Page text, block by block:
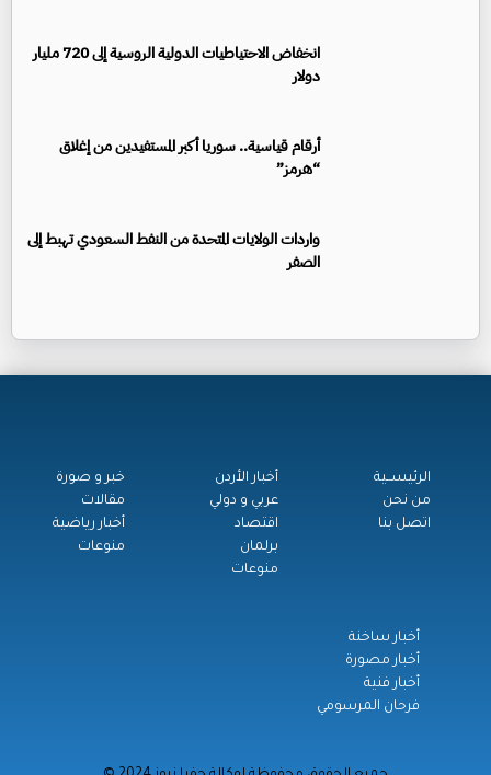
انخفاض الاحتياطيات الدولية الروسية إلى 720 مليار
دولار
أرقام قياسية.. سوريا أكبر المستفيدين من إغلاق
“هرمز”
واردات الولايات المتحدة من النفط السعودي تهبط إلى
الصفر
الرئيســية
من نحن
اتصل بنا
أخبار الأردن
عربي و دولي
اقتصاد
برلمان
منوعات
خبر و صورة
مقالات
أخبار رياضية
منوعات
أخبار ساخنة
أخبار مصورة
أخبار فنية
فرحان المرسومي